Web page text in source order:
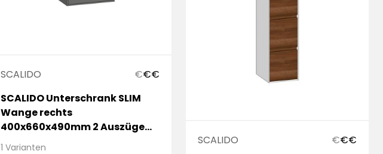
SCALIDO €€€
SCALIDO Unterschrank SLIM
Wange rechts
400x660x490mm 2 Auszüge
Farbvar. W/N/N
1 Varianten
SCALIDO €€€